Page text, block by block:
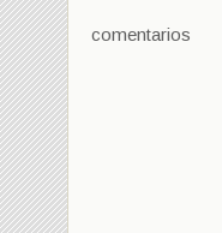
comentarios